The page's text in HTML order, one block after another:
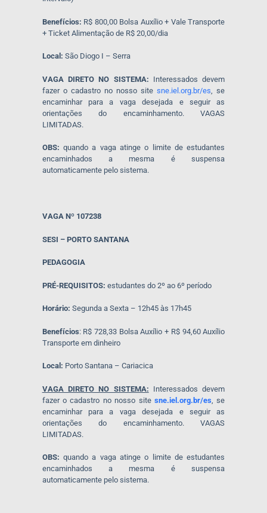
Benefícios: R$ 800,00 Bolsa Auxílio + Vale Transporte
+ Ticket Alimentação de R$ 20,00/dia
Local: São Diogo I – Serra
VAGA DIRETO NO SISTEMA: Interessados devem
fazer o cadastro no nosso sitesne.iel.org.br/es , se
encaminhar para a vaga desejada e seguir as
orientações do encaminhamento. VAGAS
LIMITADAS.
OBS: quando a vaga atinge o limite de estudantes
encaminhados a mesma é suspensa
automaticamente pelo sistema.
VAGA Nº 107238
SESI – PORTO SANTANA
PEDAGOGIA
PRÉ-REQUISITOS: estudantes do 2º ao 6º período
Horário: Segunda a Sexta – 12h45 às 17h45
Benefícios: R$ 728,33 Bolsa Auxílio + R$ 94,60 Auxílio
Transporte em dinheiro
Local: Porto Santana – Cariacica
VAGA DIRETO NO SISTEMA: Interessados devem
fazer o cadastro no nosso site sne.iel.org.br/es , se
encaminhar para a vaga desejada e seguir as
orientações do encaminhamento. VAGAS
LIMITADAS.
OBS: quando a vaga atinge o limite de estudantes
encaminhados a mesma é suspensa
automaticamente pelo sistema.